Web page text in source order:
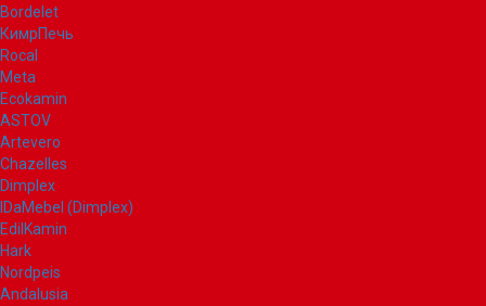
Bordelet
КимрПечь
Rocal
Meta
Ecokamin
ASTOV
Artevero
Chazelles
Dimplex
IDaMebel (Dimplex)
EdilKamin
Hark
Nordpeis
Andalusia